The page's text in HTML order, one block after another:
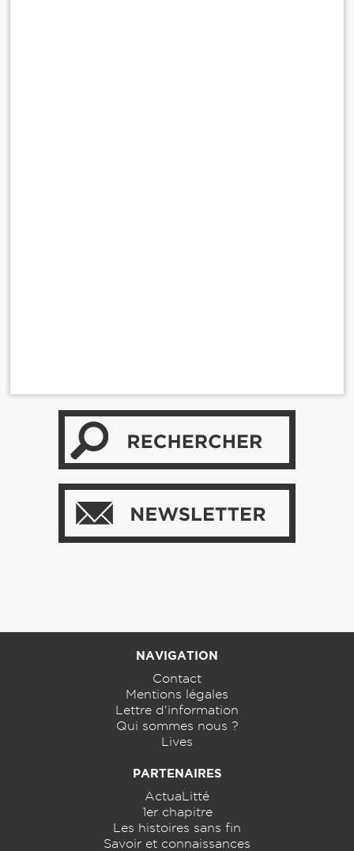
NAVIGATION
Contact
Mentions légales
Lettre d'information
Qui sommes nous ?
Lives
PARTENAIRES
ActuaLitté
1er chapitre
Les histoires sans fin
Savoir et connaissances